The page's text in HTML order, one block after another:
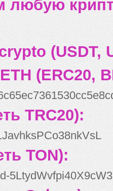
(USDT,
(ERC20,
TRC20):
TON):